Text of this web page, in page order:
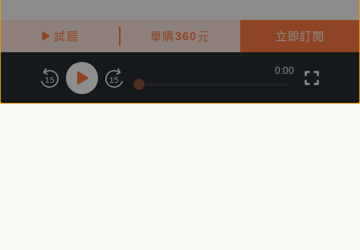
試聽 單購360 元 立即訂閱
家娘派頭採買食材，依此便大手大腳暢寫三代攜手同遊
的各家昂貴藥材珍奇食材店、古早小吃、風味飲品，完
成購物路線旨趣與地圖。文字輕盈，讀來意趣橫生。文
末，「恍惚間她們鬆手，長長的百年的大街上，四顧僅
關於鏡好聽
商務合作 付費條款 會員條款
15 15
0:00